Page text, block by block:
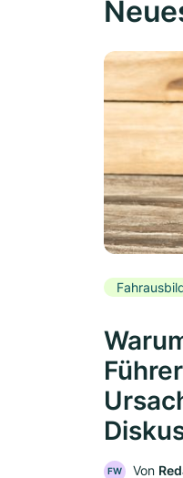
FW Von